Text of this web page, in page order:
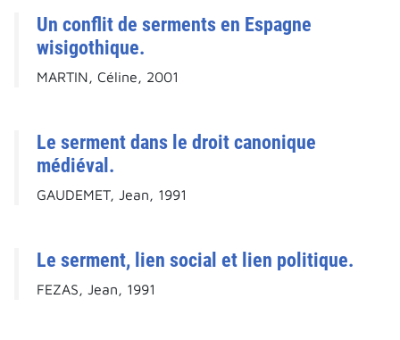
Un conflit de serments en Espagne
wisigothique.
MARTIN, Céline, 2001
Le serment dans le droit canonique
médiéval.
GAUDEMET, Jean, 1991
Le serment, lien social et lien politique.
FEZAS, Jean, 1991